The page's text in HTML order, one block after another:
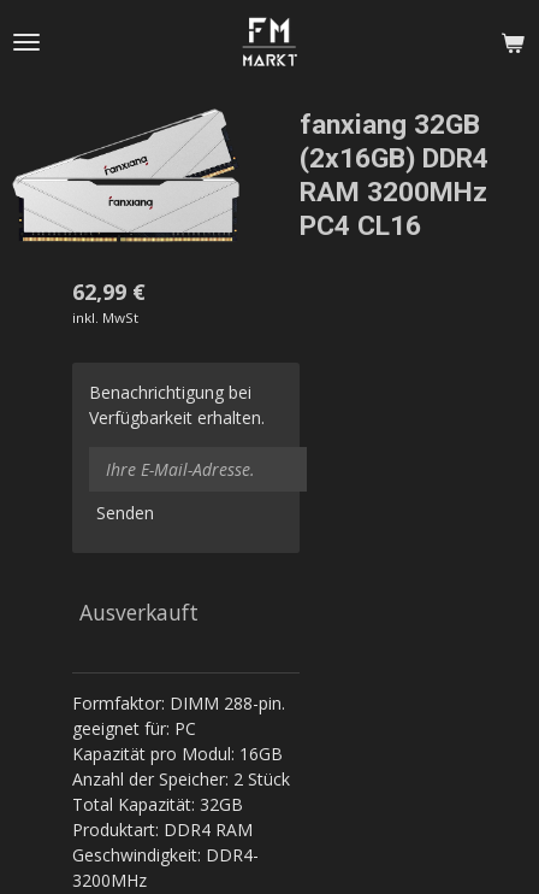
Hauptinhalt
fanxiang 32GB
(2x16GB) DDR4
RAM 3200MHz
PC4 CL16
62,99 €
inkl. MwSt
Benachrichtigung bei
Verfügbarkeit erhalten.
Senden
Ausverkauft
Formfaktor: DIMM 288-pin.
geeignet für: PC
Kapazität pro Modul: 16GB
Anzahl der Speicher: 2 Stück
Total Kapazität: 32GB
Produktart: DDR4 RAM
Geschwindigkeit: DDR4-
3200MHz